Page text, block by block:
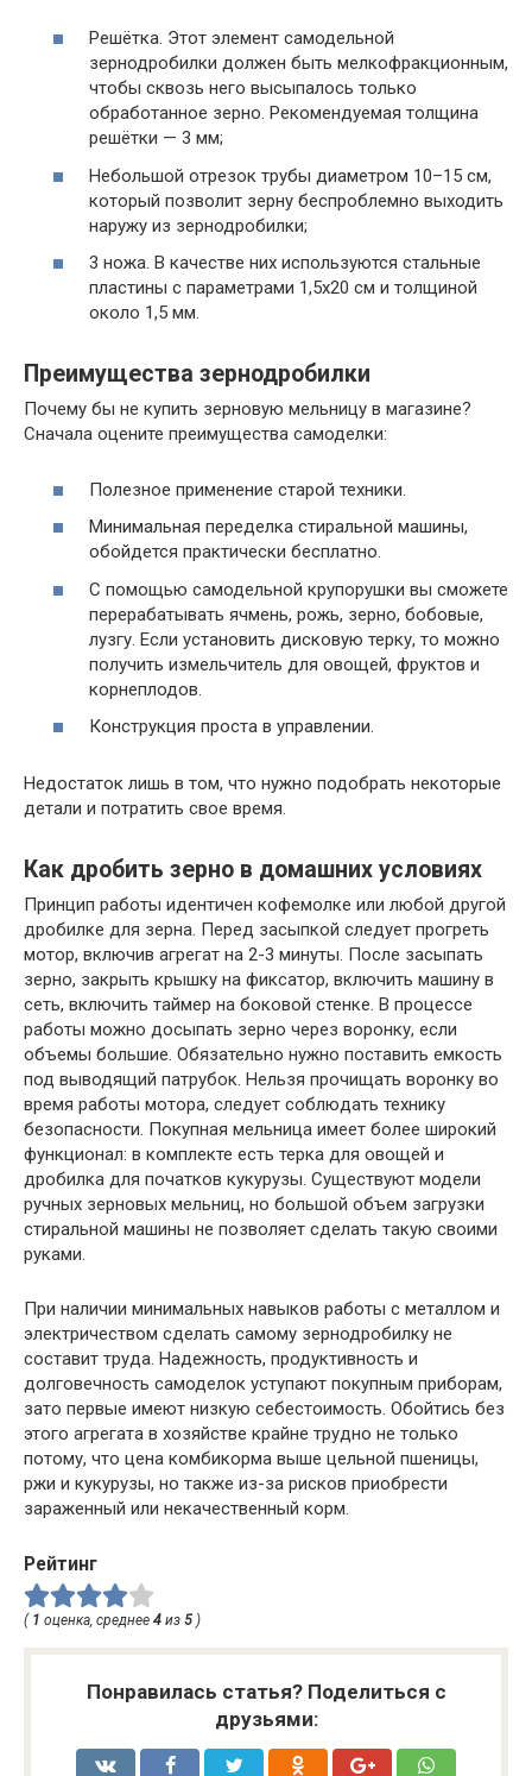
Решётка. Этот элемент самодельной
зернодробилки должен быть мелкофракционным,
чтобы сквозь него высыпалось только
обработанное зерно. Рекомендуемая толщина
решётки — 3 мм;
Небольшой отрезок трубы диаметром 10–15 см,
который позволит зерну беспроблемно выходить
наружу из зернодробилки;
3 ножа. В качестве них используются стальные
пластины с параметрами 1,5х20 см и толщиной
около 1,5 мм.
Преимущества зернодробилки
Почему бы не купить зерновую мельницу в магазине?
Сначала оцените преимущества самоделки:
Полезное применение старой техники.
Минимальная переделка стиральной машины,
обойдется практически бесплатно.
С помощью самодельной крупорушки вы сможете
перерабатывать ячмень, рожь, зерно, бобовые,
лузгу. Если установить дисковую терку, то можно
получить измельчитель для овощей, фруктов и
корнеплодов.
Конструкция проста в управлении.
Недостаток лишь в том, что нужно подобрать некоторые
детали и потратить свое время.
Как дробить зерно в домашних условиях
Принцип работы идентичен кофемолке или любой другой
дробилке для зерна. Перед засыпкой следует прогреть
мотор, включив агрегат на 2-3 минуты. После засыпать
зерно, закрыть крышку на фиксатор, включить машину в
сеть, включить таймер на боковой стенке. В процессе
работы можно досыпать зерно через воронку, если
объемы большие. Обязательно нужно поставить емкость
под выводящий патрубок. Нельзя прочищать воронку во
время работы мотора, следует соблюдать технику
безопасности. Покупная мельница имеет более широкий
функционал: в комплекте есть терка для овощей и
дробилка для початков кукурузы. Существуют модели
ручных зерновых мельниц, но большой объем загрузки
стиральной машины не позволяет сделать такую своими
руками.
При наличии минимальных навыков работы с металлом и
электричеством сделать самому зернодробилку не
составит труда. Надежность, продуктивность и
долговечность самоделок уступают покупным приборам,
зато первые имеют низкую себестоимость. Обойтись без
этого агрегата в хозяйстве крайне трудно не только
потому, что цена комбикорма выше цельной пшеницы,
ржи и кукурузы, но также из-за рисков приобрести
зараженный или некачественный корм.
Рейтинг
( 1 оценка, среднее 4 из 5 )
Понравилась статья? Поделиться с
друзьями: